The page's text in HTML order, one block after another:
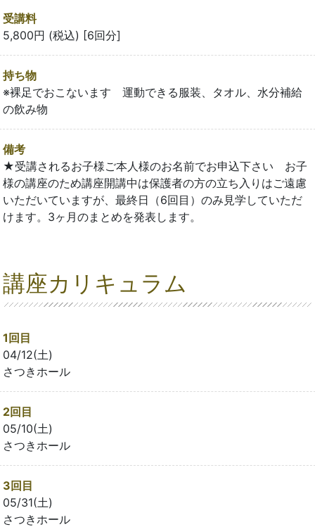
受講料
5,800円 (税込) [6回分]
持ち物
※裸足でおこないます 運動できる服装、タオル、水分補給
の飲み物
備考
★受講されるお子様ご本人様のお名前でお申込下さい お子
様の講座のため講座開講中は保護者の方の立ち入りはご遠慮
いただいていますが、最終日（6回目）のみ見学していただ
けます。3ヶ月のまとめを発表します。
講座カリキュラム
1回目
04/12(土)
さつきホール
2回目
05/10(土)
さつきホール
3回目
05/31(土)
さつきホール